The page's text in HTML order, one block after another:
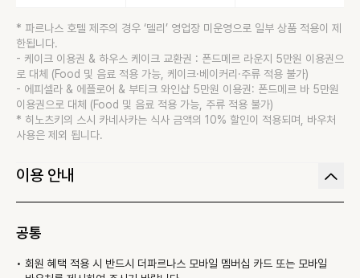
* 파르나스 호텔 제주의 경우 ‘델리’ 영업장 미운영으로 일부 상품 적용이 제
한됩니다.
- 케이크 이용권 & 하우스 케이크 교환권 : 폰드메르 라운지 5만원 이용권으
로 대체 (Food 및 음료 적용 가능, 케이크·베이커리·주류 적용 불가)
- 에피셀라 & 에플로어 & 부티크 와인샵 5만원 이용권: 폰드메르 바 5만원
이용권으로 대체 (Food 및 음료 적용 가능, 주류 적용 불가)
* 히노츠키의 스시 카네사카는 식사 금액의 10% 할인이 적용되며, 바우처
사용은 제외 됩니다.
이용 안내
공통
회원 혜택 적용 시 반드시 더파르나스 모바일 멤버십 카드 또는 모바일